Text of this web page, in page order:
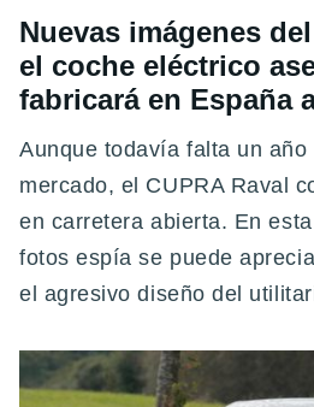
Nuevas imágenes
el coche eléctrico
fabricará en España
Aunque todavía falta un año
mercado, el CUPRA Raval
en carretera abierta. En
fotos espía se puede
el agresivo diseño del